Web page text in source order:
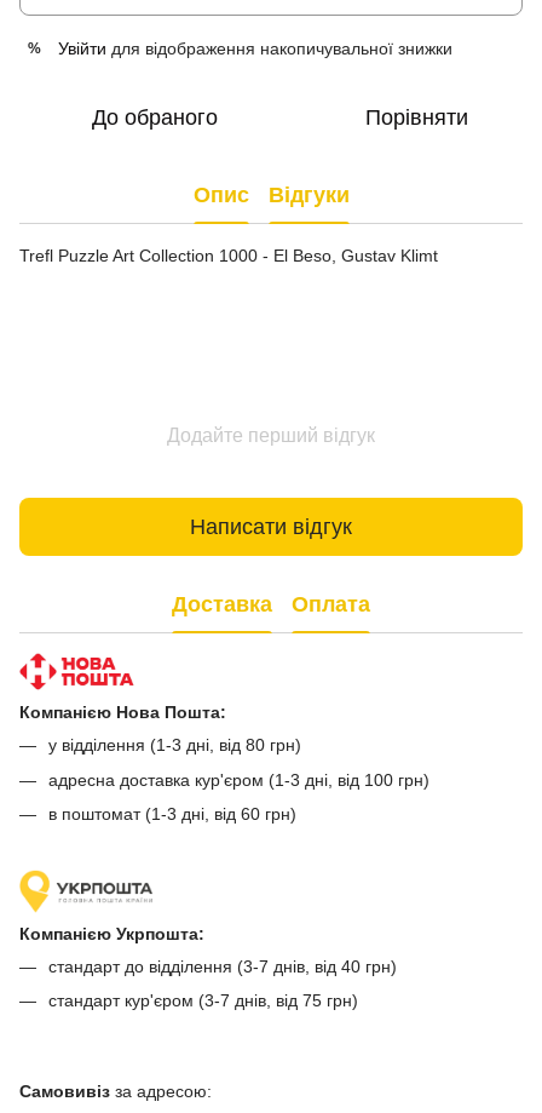
% Увійти для відображення накопичувальної знижки
До обраного Порівняти
Опис Відгуки
Trefl Puzzle Art Collection 1000 - El Beso, Gustav Klimt
Додайте перший відгук
Написати відгук
Доставка Оплата
Компанією Нова Пошта:
у відділення (1-3 дні, від 80 грн)
адресна доставка кур'єром (1-3 дні, від 100 грн)
в поштомат (1-3 дні, від 60 грн)
Компанією Укрпошта:
стандарт до відділення (3-7 днів, від 40 грн)
стандарт кур'єром (3-7 днів, від 75 грн)
Самовивіз за адресою: